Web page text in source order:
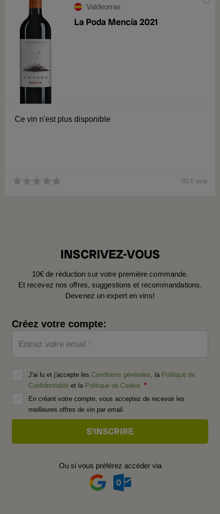
Valdeorras
La Poda Mencía 2021
Ce vin n'est plus disponible
0 avis
INSCRIVEZ-VOUS
10€ de réduction sur votre première commande.
Et recevez nos offres, suggestions et recommandations.
Devenez un expert en vins!
Créez votre compte:
Entrez votre email :
J'ai lu et j'accepte les Conditions générales, la Politique de
Confidentialité et la Politique de Cookie.
En créant votre compte, vous acceptez de recevoir les
meilleures offres de vin par email.
Ou si vous préférez accéder via